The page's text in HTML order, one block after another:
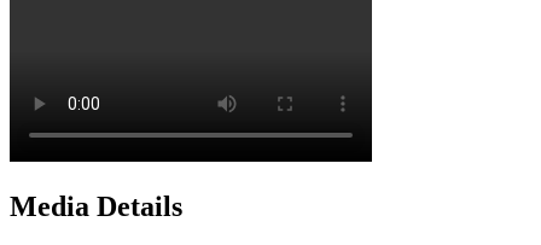
Media Details